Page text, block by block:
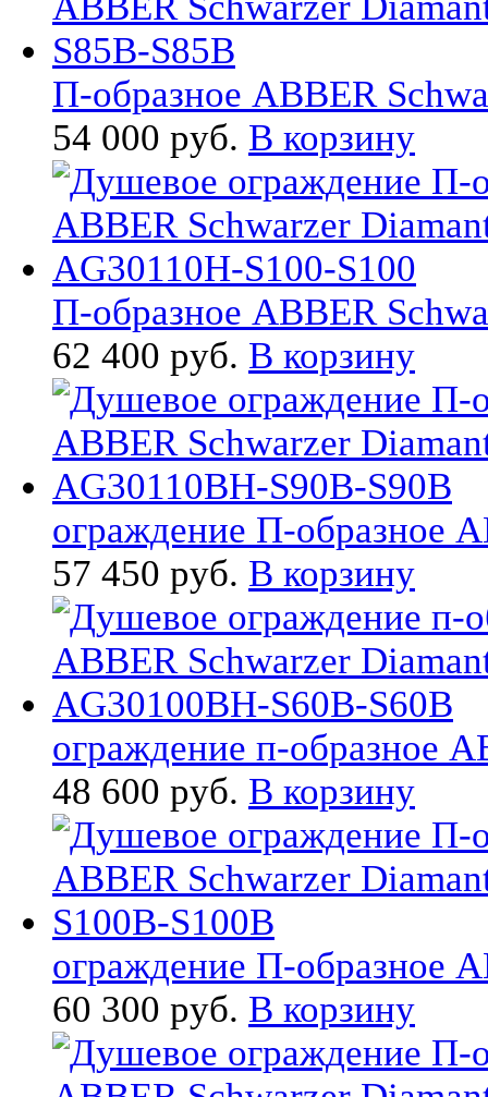
П-образное ABBER
54 000 руб. В корзину
П-образное ABBER
62 400 руб. В корзину
ограждение П-образное
57 450 руб. В корзину
ограждение п-образное
48 600 руб. В корзину
ограждение П-образное
60 300 руб. В корзину